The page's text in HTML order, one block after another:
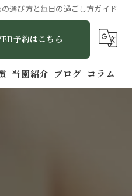
選び方と毎日の過ごし方ガイド
予約はこちら
当園紹介 ブログ コラム